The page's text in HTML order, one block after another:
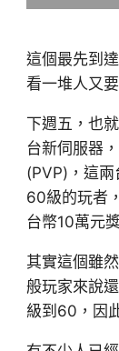
這個最先到
看一堆人又
下週五，也
台新伺服器
(PVP)，這兩
60級的玩者
台幣10萬元
其實這個雖
般玩家來說
級到60，因